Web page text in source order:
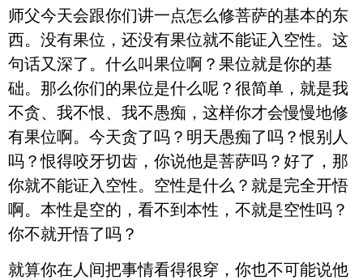
师父今天会跟你们讲一点怎么修菩萨的基本的东
西。没有果位，还没有果位就不能证入空性。这
句话又深了。什么叫果位啊？果位就是你的基
础。那么你们的果位是什么呢？很简单，就是我
不贪、我不恨、我不愚痴，这样你才会慢慢地修
有果位啊。今天贪了吗？明天愚痴了吗？恨别人
吗？恨得咬牙切齿，你说他是菩萨吗？好了，那
你就不能证入空性。空性是什么？就是完全开悟
啊。本性是空的，看不到本性，不就是空性吗？
你不就开悟了吗？
就算你在人间把事情看得很穿，你也不可能说他